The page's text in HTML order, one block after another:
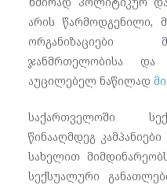
არის წარმოდგენილი,
ორგანიზაციები
ჯანმრთელობისა და
აუცილებელ ნაწილად
საქართველოში
წინააღმდეგ
სახელით
სექსუალური